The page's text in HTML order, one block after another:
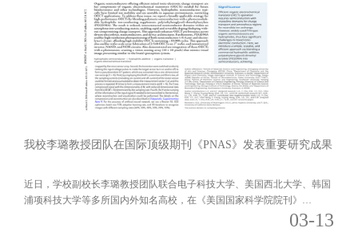
我校李璐教授团队在国际顶级期刊《PNAS》发表重要研究成果
近日，学校副校长李璐教授团队联合电子科技大学、美国西北大学、韩国
浦项科技大学等多所国内外知名高校，在《美国国家科学院院刊》
03-13